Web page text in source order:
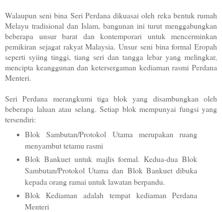
Walaupun seni bina Seri Perdana dikuasai oleh reka bentuk rumah
Melayu tradisional dan Islam, bangunan ini turut menggabungkan
beberapa unsur barat dan kontemporari untuk mencerminkan
pemikiran sejagat rakyat Malaysia. Unsur seni bina formal Eropah
seperti syiing tinggi, tiang seri dan tangga lebar yang melingkar,
mencipta keanggunan dan ketersergaman kediaman rasmi Perdana
Menteri.
Seri Perdana merangkumi tiga blok yang disambungkan oleh
beberapa laluan atau selang. Setiap blok mempunyai fungsi yang
tersendiri:
Blok Sambutan/Protokol Utama merupakan ruang
menyambut tetamu rasmi
Blok Bankuet untuk majlis formal. Kedua-dua Blok
Sambutan/Protokol Utama dan Blok Bankuet dibuka
kepada orang ramai untuk lawatan berpandu.
Blok Kediaman adalah tempat kediaman Perdana
Menteri